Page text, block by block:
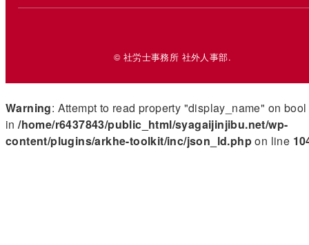
© 社労士事務所 社外人事部.
Warning: Attempt to read property "display_name" on bool
in/home/r6437843/public_html/syagaijinjibu.net/wp-
content/plugins/arkhe-toolkit/inc/json_ld.phpon line